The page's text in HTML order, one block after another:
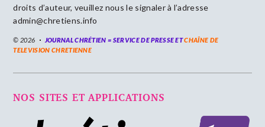
droits d’auteur, veuillez nous le signaler à l’adresse
admin@chretiens.info
© 2026 JOURNAL CHRÉTIEN = SERVICE DE PRESSE ETCHAÎNE DE
TELEVISION CHRETIENNE
NOS SITES ET APPLICATIONS